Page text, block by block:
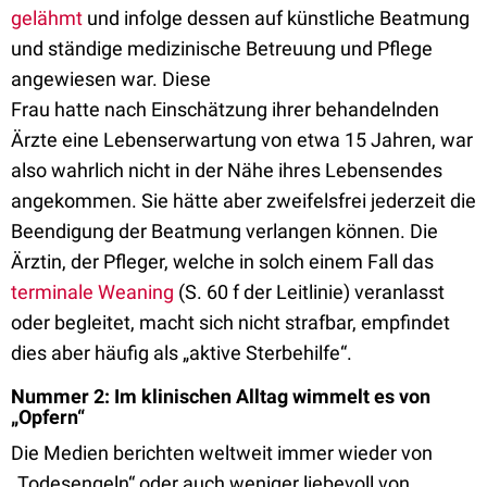
gelähmt und infolge dessen auf künstliche Beatmung
und ständige medizinische Betreuung und Pflege
angewiesen war. Diese
Frau hatte nach Einschätzung ihrer behandelnden
Ärzte eine Lebenserwartung von etwa 15 Jahren, war
also wahrlich nicht in der Nähe ihres Lebensendes
angekommen. Sie hätte aber zweifelsfrei jederzeit die
Beendigung der Beatmung verlangen können. Die
Ärztin, der Pfleger, welche in solch einem Fall das
terminale Weaning (S. 60 f der Leitlinie) veranlasst
oder begleitet, macht sich nicht strafbar, empfindet
dies aber häufig als „aktive Sterbehilfe“.
Nummer 2: Im klinischen Alltag wimmelt es von
„Opfern“
Die Medien berichten weltweit immer wieder von